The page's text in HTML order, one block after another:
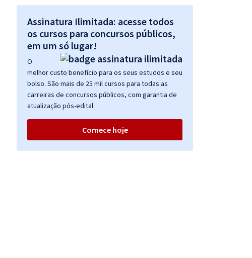
Assinatura Ilimitada: acesse todos
os cursos para concursos públicos,
em um só lugar!
O
melhor custo benefício para os seus estudos e seu
bolso. São mais de 25 mil cursos para todas as
carreiras de concursos públicos, com garantia de
atualização pós-edital.
Comece hoje